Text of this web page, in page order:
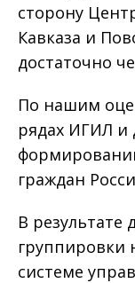
сторону
Кавказа и
достаточно
По нашим
рядах ИГИЛ и
граждан
В результате
группировки
системе